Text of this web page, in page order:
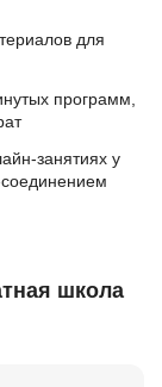
для
программ,
занятиях у
школа